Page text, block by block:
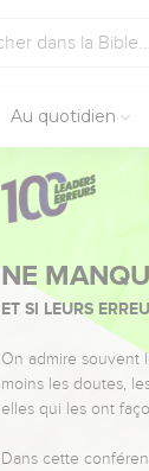
Au quotidien
NE
ET SI LEURS
On admire souvent
moins les doutes,
elles qui les ont
Dans cette